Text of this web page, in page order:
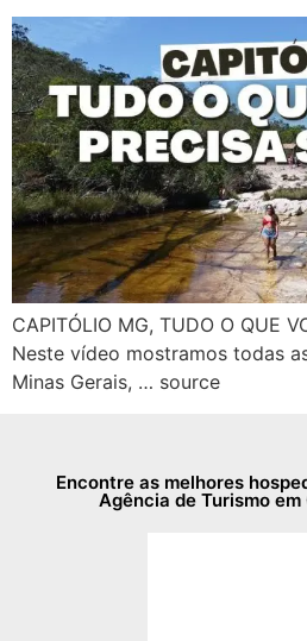
CAPITÓLIO MG, TUDO O QUE
Neste vídeo mostramos todas
Minas Gerais, … source
Encontre as melhores
Agência de Turismo